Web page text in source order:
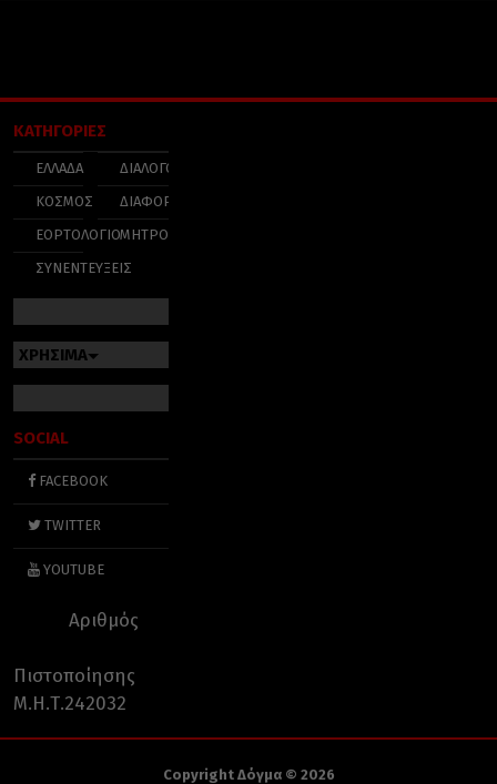
ΚΑΤΗΓΟΡΙΕΣ
ΕΛΛΑΔΑ
ΚΟΣΜΟΣ
ΕΟΡΤΟΛΟΓΙΟ
ΣΥΝΕΝΤΕΥΞΕΙΣ
ΔΙΑΛΟΓΟΣ
ΔΙΑΦΟΡΑ
ΜΗΤΡΟΠΟΛΕΙΣ
ΧΡΗΣΙΜΑ
SOCIAL
FACEBOOK
TWITTER
YOUTUBE
Αριθμός
Πιστοποίησης
Μ.Η.Τ.242032
Copyright Δόγμα © 2026